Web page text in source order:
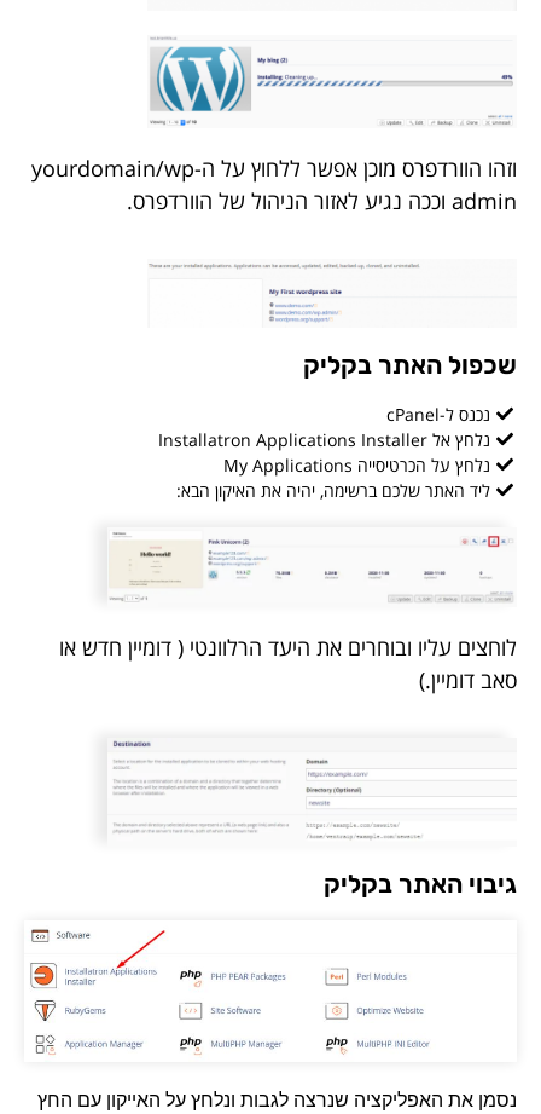
וזהו הוורדפרס מוכן אפשר ללחוץ על הyourdomain/wp-
admin וככה נגיע לאזור הניהול של הוורדפרס.
שכפול האתר בקליק
נכנס ל-cPanel
נלחץ אל Installatron Applications Installer
נלחץ על הכרטיסייה My Applications
ליד האתר שלכם ברשימה, יהיה את האיקון הבא:
לוחצים עליו ובוחרים את היעד הרלוונטי ( דומיין חדש או
סאב דומיין.)
גיבוי האתר בקליק
נסמן את האפליקציה שנרצה לגבות ונלחץ על האייקון עם החץ